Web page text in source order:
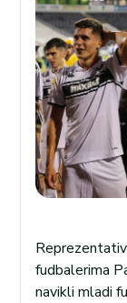
fudbalerima
navikli mladi